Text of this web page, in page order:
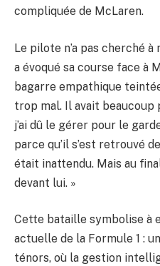
compliquée de McLaren.
Le pilote n’a pas cherché
a évoqué sa course face à
bagarre empathique
trop mal. Il avait beaucoup
j’ai dû le gérer pour le
parce qu’il s’est retrouvé
était inattendu. Mais au
devant lui. »
Cette bataille symbolise à
actuelle de la Formule 1 :
ténors, où la gestion